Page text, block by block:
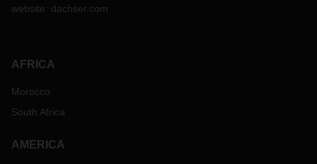
website: dachser.com
AFRICA
Morocco
South Africa
AMERICA